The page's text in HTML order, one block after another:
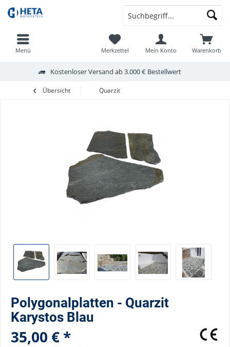
Kostenloser Versand ab 3.000 € Bestellwert
Warenkorb
Merkzettel Mein Konto
Menü
Übersicht Quarzit
Polygonalplatten - Quarzit
Karystos Blau
35,00 € *